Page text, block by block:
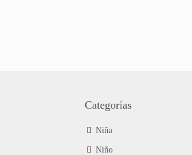
Categorías
Niña
Niño